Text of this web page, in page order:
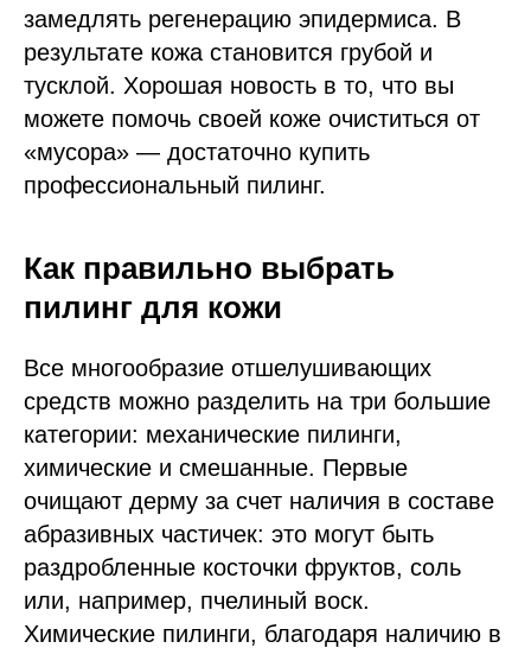
замедлять регенерацию эпидермиса. В
результате кожа становится грубой и
тусклой. Хорошая новость в то, что вы
можете помочь своей коже очиститься от
«мусора» — достаточно купить
профессиональный пилинг.
Как правильно выбрать
пилинг для кожи
Все многообразие отшелушивающих
средств можно разделить на три большие
категории: механические пилинги,
химические и смешанные. Первые
очищают дерму за счет наличия в составе
абразивных частичек: это могут быть
раздробленные косточки фруктов, соль
или, например, пчелиный воск.
Химические пилинги, благодаря наличию в